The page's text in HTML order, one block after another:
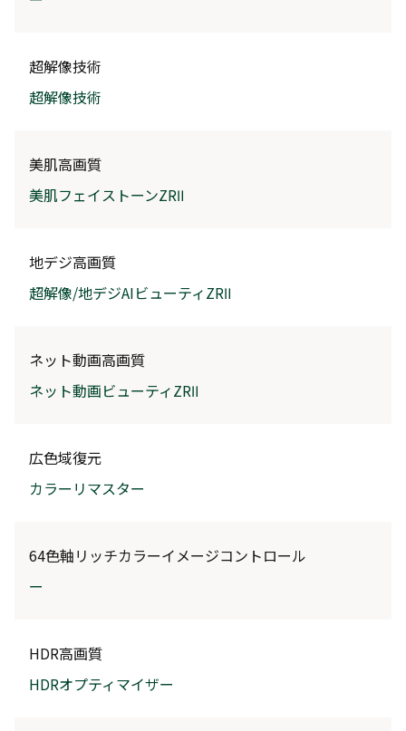
超解像技術
超解像技術
美肌高画質
美肌フェイストーンZRⅡ
地デジ高画質
超解像/地デジAIビューティZRⅡ
ネット動画高画質
ネット動画ビューティZRⅡ
広色域復元
カラーリマスター
64色軸リッチカラーイメージコントロール
ー
HDR高画質
HDRオプティマイザー